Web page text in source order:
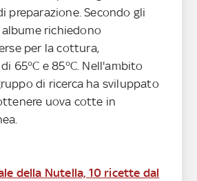
preparazione. Secondo gli
richiedono
per la cottura,
65°C e 85°C. Nell'ambito
di ricerca ha sviluppato
uova cotte in
della Nutella, 10 ricette dal